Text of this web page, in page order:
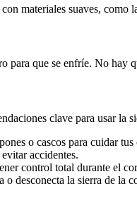
materiales suaves,
para que se enfríe. No hay
clave para usar la
o cascos para cuidar
accidentes.
control total durante el
desconecta la sierra de la